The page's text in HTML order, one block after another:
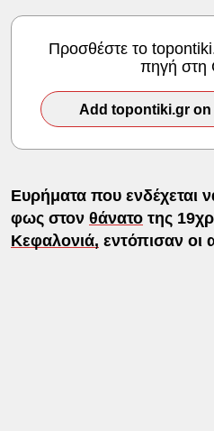
Προσθέστε το
πηγή στη
Add topontiki.gr on
Ευρήματα που ενδέχεται
φως στον θάνατοτης
Κεφαλονιά, εντόπισαν οι